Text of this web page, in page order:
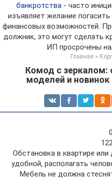
банкротства - часто
изъявляет желание
финансовых возможностей.
должник, это могут сделать
ИП просрочены
Главная »
Комод с зеркалом:
моделей и
0
Обстановка в квартире
удобной, располагать
Мебель не должна